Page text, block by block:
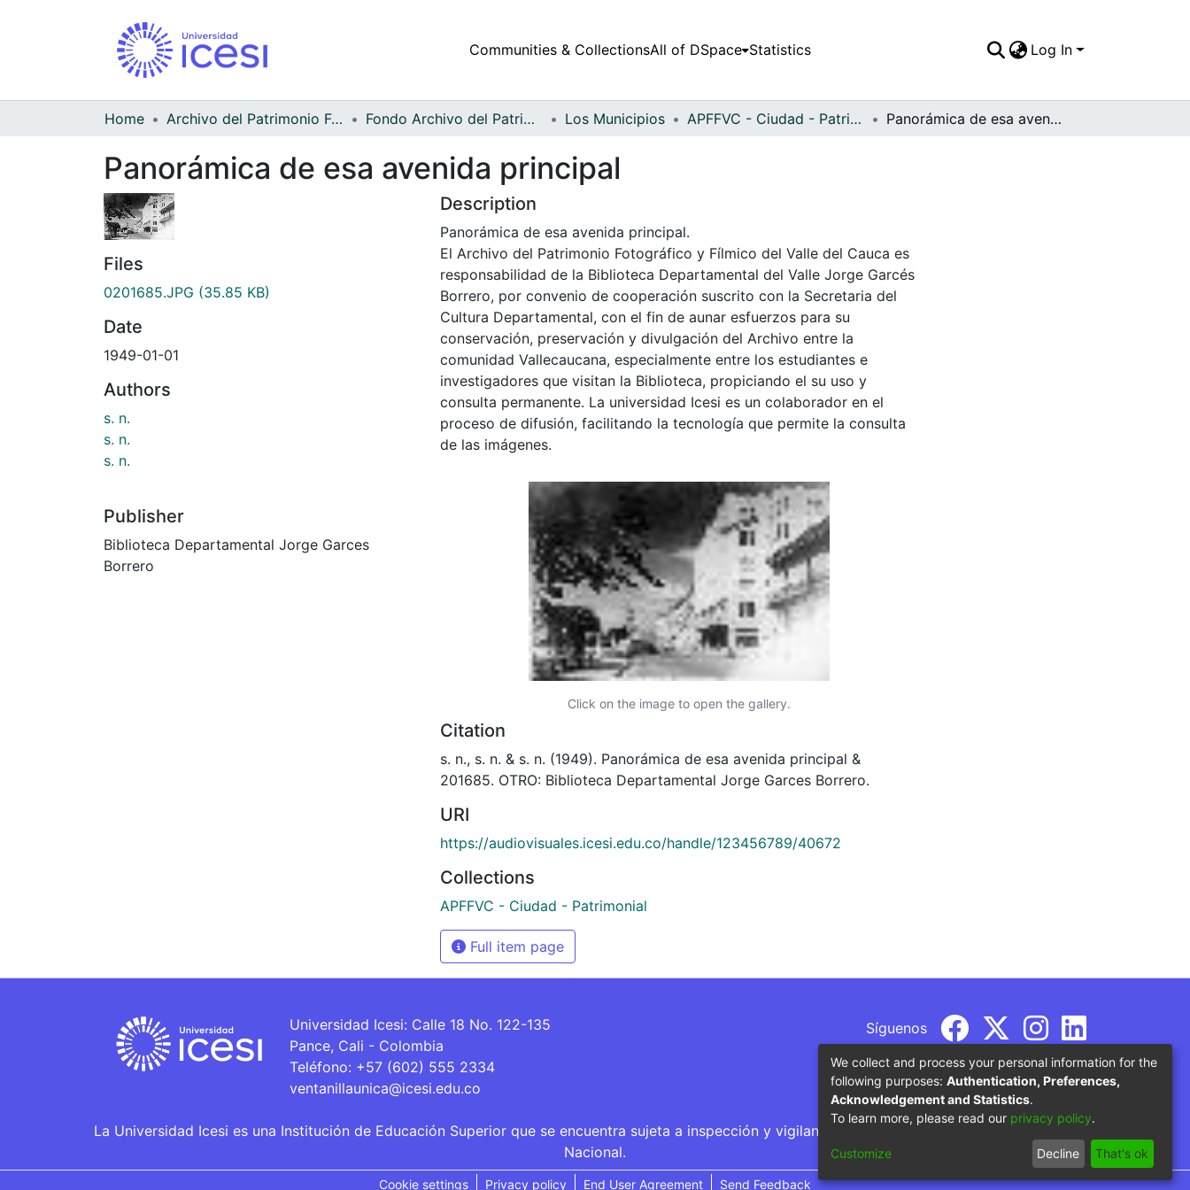
Communities & CollectionsAll of DSpace Statistics Log In
Home Archivo del Patrimonio Fotográfico y Fílmico del Valle del Cauca Fondo Archivo del Patrimonio Fotográfico y Fílmico del Valle del Cauca Los Municipios APFFVC - Ciudad - Patrimonial Panorámica de esa avenida principal
Panorámica de esa avenida principal
Files
0201685.JPG (35.85 KB)
Date
1949-01-01
Authors
s. n.
s. n.
s. n.
Publisher
Biblioteca Departamental Jorge Garces
Borrero
Description
Panorámica de esa avenida principal.
El Archivo del Patrimonio Fotográfico y Fílmico del Valle del Cauca es
responsabilidad de la Biblioteca Departamental del Valle Jorge Garcés
Borrero, por convenio de cooperación suscrito con la Secretaria del
Cultura Departamental, con el fin de aunar esfuerzos para su
conservación, preservación y divulgación del Archivo entre la
comunidad Vallecaucana, especialmente entre los estudiantes e
investigadores que visitan la Biblioteca, propiciando el su uso y
consulta permanente. La universidad Icesi es un colaborador en el
proceso de difusión, facilitando la tecnología que permite la consulta
de las imágenes.
Click on the image to open the gallery.
Citation
s. n., s. n. & s. n. (1949). Panorámica de esa avenida principal &
201685. OTRO: Biblioteca Departamental Jorge Garces Borrero.
URI
https://audiovisuales.icesi.edu.co/handle/123456789/40672
Collections
APFFVC - Ciudad - Patrimonial
Full item page
Universidad Icesi: Calle 18 No. 122-135
Pance, Cali - Colombia
Teléfono: +57 (602) 555 2334
ventanillaunica@icesi.edu.co
Síguenos
La Universidad Icesi es una Institución de Educación Superior que se encuentra sujeta a inspección y vigilancia por parte del Ministerio de Educación
Nacional.
Cookie settings Privacy policy End User Agreement Send Feedback
We collect and process your personal information for the
following purposes: Authentication, Preferences,
Acknowledgement and Statistics.
To learn more, please read our privacy policy.
Customize Decline That's ok